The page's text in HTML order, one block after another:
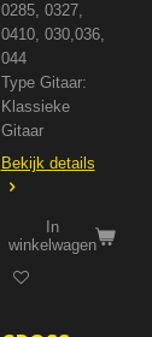
0285, 0327,
0410, 030,036,
044
Type Gitaar:
Klassieke
Gitaar
Bekijk details
In
winkelwagen